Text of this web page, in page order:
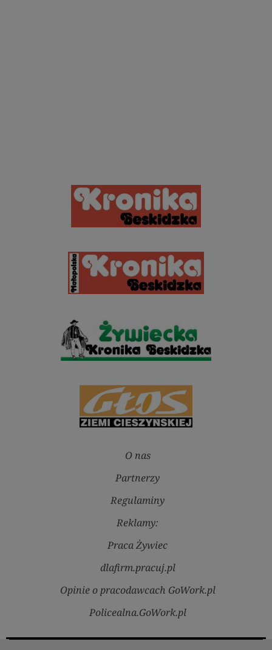
O nas
Partnerzy
Regulaminy
Reklamy:
Praca Żywiec
dlafirm.pracuj.pl
Opinie o pracodawcach GoWork.pl
Policealna.GoWork.pl